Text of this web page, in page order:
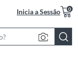
Inicia a Sessão 0